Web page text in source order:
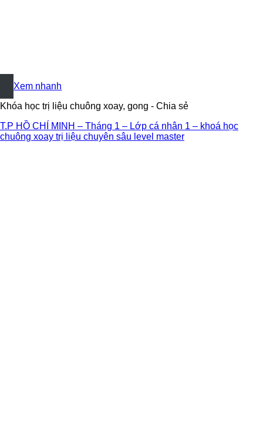
+
Xem nhanh
Khóa học trị liệu chuông xoay, gong - Chia sẻ
T.P HỒ CHÍ MINH – Tháng 1 – Lớp cá nhân 1 – khoá học
chuông xoay trị liệu chuyên sâu level master